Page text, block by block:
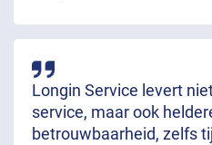
Longin Service levert
service, maar ook
betrouwbaarheid, zelfs